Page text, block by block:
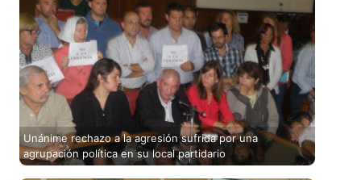
Unánime rechazo a la agresión sufrida por una
agrupación política en su local partidario